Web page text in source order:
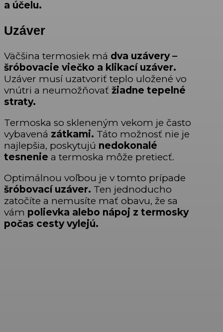
a účelu.
Uzáver
Väčšina termosiek má dva uzávery –
šróbovacie viečko a klikací uzáver.
Uzáver musí uzatvoriť teplo uložené vo
vnútri a neumožňovať žiadne tepelné
straty.
Termoska so skleneným vekom je často
vybavená zátkami. Táto možnosť nie je
najlepšia, poskytujú nedokonalé
tesnenie a termoska môže pretiecť.
Optimálnou voľbou je v tomto prípade
šróbovací uzáver. Ten jednoducho
zatočíte a nemusíte mať obavu, že sa
vám polievka alebo nápoj z termosky
počas cesty vylejú.